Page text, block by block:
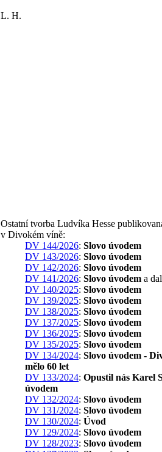
L. H.
Ostatní tvorba Ludvíka Hesse
v Divokém víně:
DV 144/2026: Slovo úvodem
DV 143/2026: Slovo úvodem
DV 142/2026: Slovo úvodem
DV 141/2026: Slovo úvodem a
DV 140/2025: Slovo úvodem
DV 139/2025: Slovo úvodem
DV 138/2025: Slovo úvodem
DV 137/2025: Slovo úvodem
DV 136/2025: Slovo úvodem
DV 135/2025: Slovo úvodem
DV 134/2024: Slovo úvodem -
mělo 60 let
DV 133/2024: Opustil nás Karel
úvodem
DV 132/2024: Slovo úvodem
DV 131/2024: Slovo úvodem
DV 130/2024: Úvod
DV 129/2024: Slovo úvodem
DV 128/2023: Slovo úvodem